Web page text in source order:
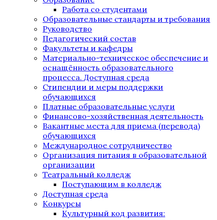
Работа со студентами
Образовательные стандарты и требования
Руководство
Педагогический состав
Факультеты и кафедры
Материально-техническое обеспечение и
оснащённость образовательного
процесса. Доступная среда
Стипендии и меры поддержки
обучающихся
Платные образовательные услуги
Финансово-хозяйственная деятельность
Вакантные места для приема (перевода)
обучающихся
Международное сотрудничество
Организация питания в образовательной
организации
Театральный колледж
Поступающим в колледж
Доступная среда
Конкурсы
Культурный код развития: